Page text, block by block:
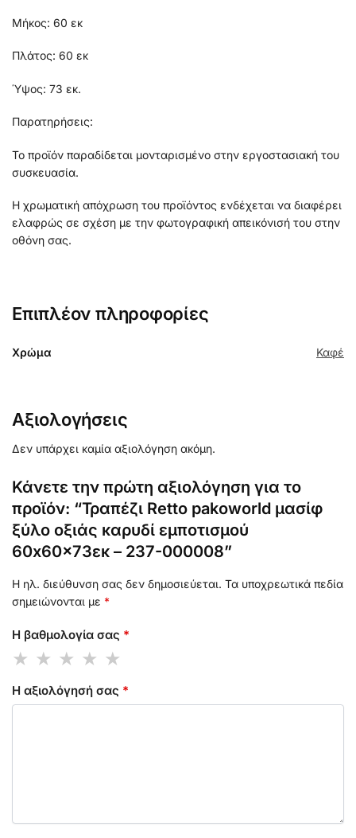
Μήκος: 60 εκ
Πλάτος: 60 εκ
Ύψος: 73 εκ.
Παρατηρήσεις:
Το προϊόν παραδίδεται μονταρισμένο στην εργοστασιακή του
συσκευασία.
Η χρωματική απόχρωση του προϊόντος ενδέχεται να διαφέρει
ελαφρώς σε σχέση με την φωτογραφική απεικόνισή του στην
οθόνη σας.
Επιπλέον πληροφορίες
Χρώμα Καφέ
Αξιολογήσεις
Δεν υπάρχει καμία αξιολόγηση ακόμη.
Κάνετε την πρώτη αξιολόγηση για το
προϊόν: “Τραπέζι Retto pakoworld μασίφ
ξύλο οξιάς καρυδί εμποτισμού
60x60x73εκ – 237-000008”
Η ηλ. διεύθυνση σας δεν δημοσιεύεται. Τα υποχρεωτικά πεδία
σημειώνονται με *
Η βαθμολογία σας *
Η αξιολόγησή σας *